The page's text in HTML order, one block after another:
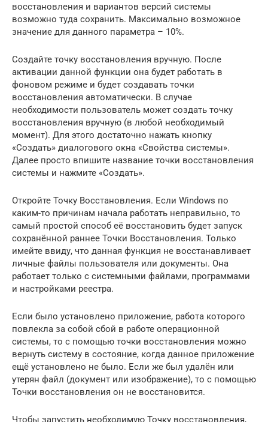
восстановления и вариантов версий системы
возможно туда сохранить. Максимально возможное
значение для данного параметра – 10%.
Создайте точку восстановления вручную. После
активации данной функции она будет работать в
фоновом режиме и будет создавать точки
восстановления автоматически. В случае
необходимости пользователь может создать точку
восстановления вручную (в любой необходимый
момент). Для этого достаточно нажать кнопку
«Создать» диалогового окна «Свойства системы».
Далее просто впишите название точки восстановления
системы и нажмите «Создать».
Откройте Точку Восстановления. Если Windows по
каким-то причинам начала работать неправильно, то
самый простой способ её восстановить будет запуск
сохранённой раннее Точки Восстановления. Только
имейте ввиду, что данная функция не восстанавливает
личные файлы пользователя или документы. Она
работает только с системными файлами, программами
и настройками реестра.
Если было установлено приложение, работа которого
повлекла за собой сбой в работе операционной
системы, то с помощью точки восстановления можно
вернуть систему в состояние, когда данное приложение
ещё установлено не было. Если же был удалён или
утерян файл (документ или изображение), то с помощью
Точки восстановления он не восстановится.
Чтобы запустить необходимую Точку восстановления,